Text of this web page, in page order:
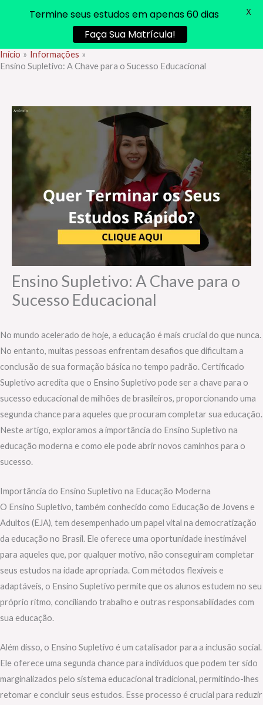
Ir
para
Início
Informações
Ensino Supletivo: A Chave para o Sucesso Educacional
Ensino Supletivo: A Chave para o
Sucesso Educacional
No mundo acelerado de hoje, a educação é mais crucial do que nunca.
No entanto, muitas pessoas enfrentam desafios que dificultam a
conclusão de sua formação básica no tempo padrão. Certificado
Supletivo acredita que o Ensino Supletivo pode ser a chave para o
sucesso educacional de milhões de brasileiros, proporcionando uma
segunda chance para aqueles que procuram completar sua educação.
Neste artigo, exploramos a importância do Ensino Supletivo na
educação moderna e como ele pode abrir novos caminhos para o
sucesso.
Importância do Ensino Supletivo na Educação Moderna
O Ensino Supletivo, também conhecido como Educação de Jovens e
Adultos (EJA), tem desempenhado um papel vital na democratização
da educação no Brasil. Ele oferece uma oportunidade inestimável
para aqueles que, por qualquer motivo, não conseguiram completar
seus estudos na idade apropriada. Com métodos flexíveis e
adaptáveis, o Ensino Supletivo permite que os alunos estudem no seu
próprio ritmo, conciliando trabalho e outras responsabilidades com
sua educação.
Além disso, o Ensino Supletivo é um catalisador para a inclusão social.
Ele oferece uma segunda chance para indivíduos que podem ter sido
marginalizados pelo sistema educacional tradicional, permitindo-lhes
retomar e concluir seus estudos. Esse processo é crucial para reduzir
Termine seus estudos em apenas 60 dias
Faça Sua Matrícula!
X